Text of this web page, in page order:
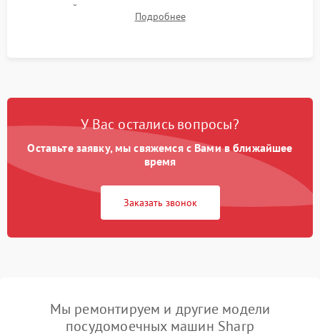
до нужной температуры, отсутствия посторонних шумов,
штатного слива и абсолютной сухости в поддоне.
Подробнее
У Вас остались вопросы?
Оставьте заявку, мы свяжемся с Вами в ближайшее
время
Заказать звонок
Мы ремонтируем и другие модели
посудомоечных машин Sharp